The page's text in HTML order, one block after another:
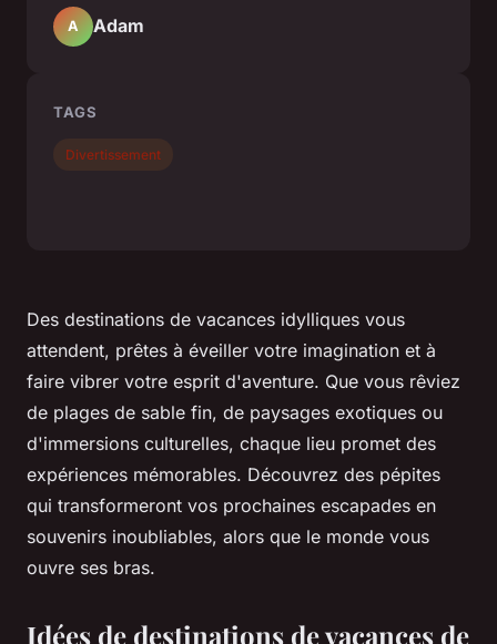
Des destinations de vacances idylliques vous
attendent, prêtes à éveiller votre imagination et à
faire vibrer votre esprit d'aventure. Que vous rêviez
de plages de sable fin, de paysages exotiques ou
d'immersions culturelles, chaque lieu promet des
expériences mémorables. Découvrez des pépites
qui transformeront vos prochaines escapades en
souvenirs inoubliables, alors que le monde vous
ouvre ses bras.
Idées de destinations de vacances de
A Adam
TAGS
Divertissement